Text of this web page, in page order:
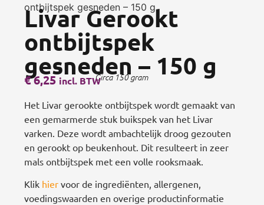
ontbijtspek gesneden – 150 g
Livar Gerookt
ontbijtspek
gesneden – 150 g
Circa 150 gram
€6,25 incl. BTW
Het Livar gerookte ontbijtspek wordt gemaakt van
een gemarmerde stuk buikspek van het Livar
varken. Deze wordt ambachtelijk droog gezouten
en gerookt op beukenhout. Dit resulteert in zeer
mals ontbijtspek met een volle rooksmaak.
Klik hier voor de ingrediënten, allergenen,
voedingswaarden en overige productinformatie